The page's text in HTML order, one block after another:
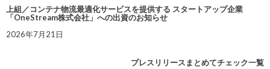
上組／コンテナ物流最適化サービスを提供する スタートアップ企業
「OneStream株式会社」への出資のお知らせ
2026年7月21日
プレスリリースまとめてチェック一覧